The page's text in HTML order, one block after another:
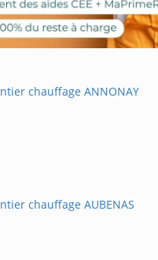
chauffage ANNONAY
chauffage AUBENAS